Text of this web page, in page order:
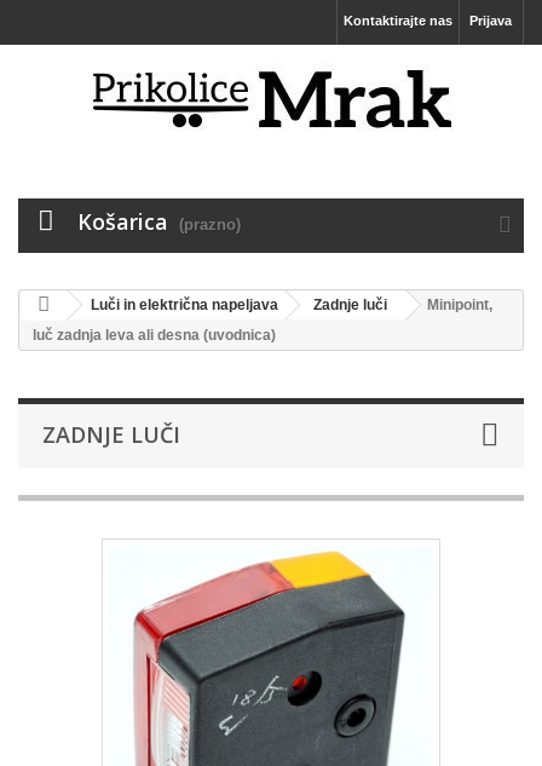
Prijava
Kontaktirajte nas
Košarica (prazno)
Luči in električna napeljava Zadnje luči
Minipoint,
luč zadnja leva ali desna (uvodnica)
ZADNJE LUČI